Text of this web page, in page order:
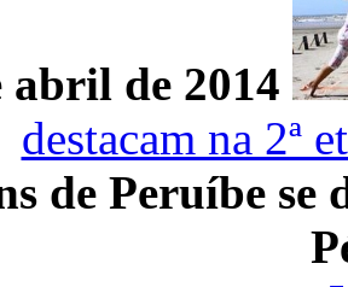
abril de 2014
destacam na 2ª
de Peruíbe se